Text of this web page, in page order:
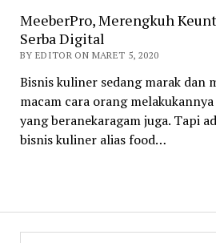
MeeberPro, Merengkuh
Serba Digital
BY EDITOR ON MARET 5, 2020
Bisnis kuliner sedang marak dan
macam cara orang
yang beranekaragam juga. Tapi
bisnis kuliner alias food…